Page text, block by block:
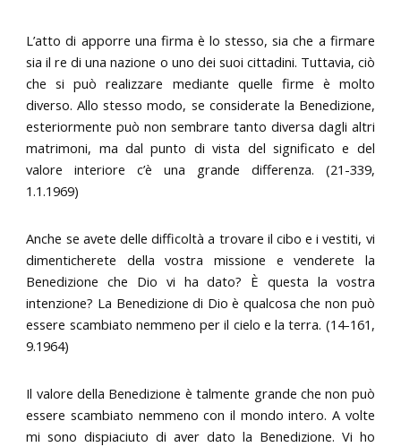
L’atto di apporre una firma è lo stesso, sia che a firmare
sia il re di una nazione o uno dei suoi cittadini. Tuttavia, ciò
che si può realizzare mediante quelle firme è molto
diverso. Allo stesso modo, se considerate la Benedizione,
esteriormente può non sembrare tanto diversa dagli altri
matrimoni, ma dal punto di vista del significato e del
valore interiore c’è una grande differenza. (21-339,
1.1.1969)
Anche se avete delle difficoltà a trovare il cibo e i vestiti, vi
dimenticherete della vostra missione e venderete la
Benedizione che Dio vi ha dato? È questa la vostra
intenzione? La Benedizione di Dio è qualcosa che non può
essere scambiato nemmeno per il cielo e la terra. (14-161,
9.1964)
Il valore della Benedizione è talmente grande che non può
essere scambiato nemmeno con il mondo intero. A volte
mi sono dispiaciuto di aver dato la Benedizione. Vi ho